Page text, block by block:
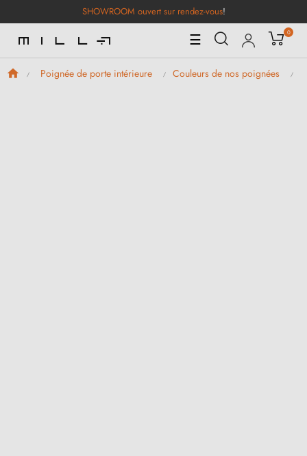
SHOWROOM ouvert sur rendez-vous!
Basculer
la
navigation
☰ 0
Poignée de porte intérieure Couleurs de nos poignées